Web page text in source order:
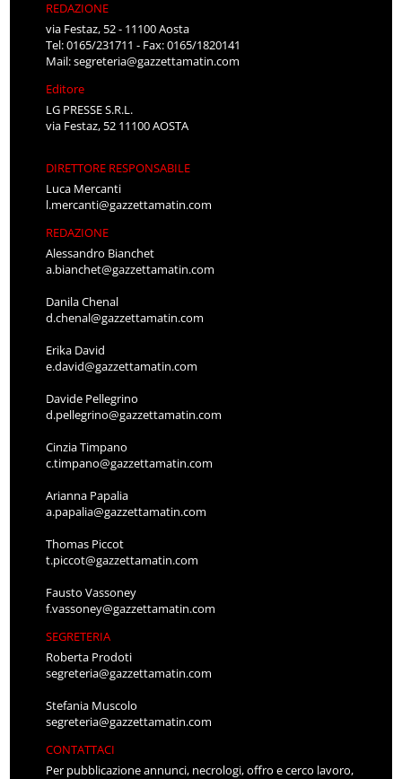
via Festaz, 52 - 11100 Aosta
Tel: 0165/231711 - Fax: 0165/1820141
Mail:segreteria@gazzettamatin.com
Editore
LG PRESSE S.R.L.
via Festaz, 52 11100 AOSTA
Luca Mercanti
l.mercanti@gazzettamatin.com
REDAZIONE
Alessandro Bianchet
a.bianchet@gazzettamatin.com
Danila Chenal
d.chenal@gazzettamatin.com
Erika David
e.david@gazzettamatin.com
Davide Pellegrino
d.pellegrino@gazzettamatin.com
Cinzia Timpano
c.timpano@gazzettamatin.com
Arianna Papalia
a.papalia@gazzettamatin.com
Thomas Piccot
t.piccot@gazzettamatin.com
Fausto Vassoney
f.vassoney@gazzettamatin.com
SEGRETERIA
Roberta Prodoti
segreteria@gazzettamatin.com
Stefania Muscolo
segreteria@gazzettamatin.com
CONTATTACI
Per pubblicazione annunci, necrologi, offro e cerco lavoro,
contattare la segreteria al numero: 0165/231711